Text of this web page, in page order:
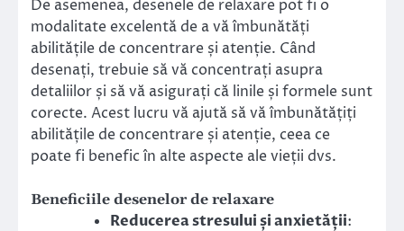
De asemenea, desenele de relaxare pot fi o
modalitate excelentă de a vă îmbunătăți
abilitățile de concentrare și atenție. Când
desenați, trebuie să vă concentrați asupra
detaliilor și să vă asigurați că linile și formele sunt
corecte. Acest lucru vă ajută să vă îmbunătățiți
abilitățile de concentrare și atenție, ceea ce
poate fi benefic în alte aspecte ale vieții dvs.
Beneficiile desenelor de relaxare
Reducerea stresului și anxietății: